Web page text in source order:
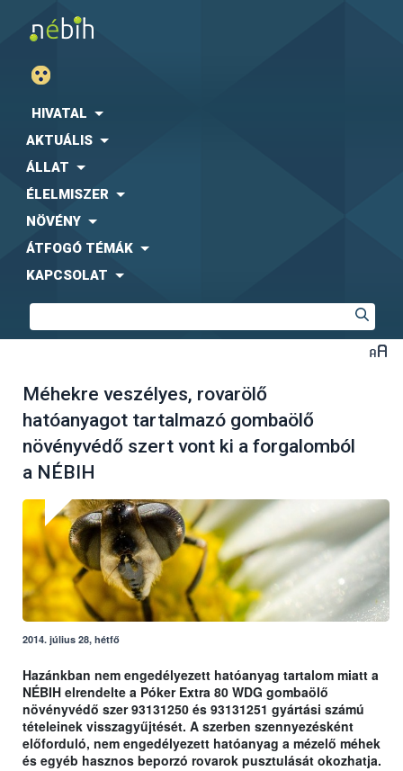
HIVATAL
AKTUÁLIS
ÁLLAT
ÉLELMISZER
NÖVÉNY
ÁTFOGÓ TÉMÁK
KAPCSOLAT
Méhekre veszélyes, rovarölő
hatóanyagot tartalmazó gombaölő
növényvédő szert vont ki a forgalomból
a NÉBIH
2014. július 28, hétfő
Hazánkban nem engedélyezett hatóanyag tartalom miatt a
NÉBIH elrendelte a Póker Extra 80 WDG gombaölő
növényvédő szer 93131250 és 93131251 gyártási számú
tételeinek visszagyűjtését. A szerben szennyezésként
előforduló, nem engedélyezett hatóanyag a mézelő méhek
és egyéb hasznos beporzó rovarok pusztulását okozhatja.